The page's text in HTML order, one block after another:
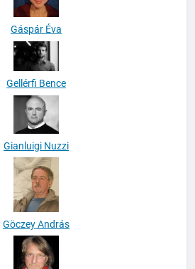
Gáspár Éva
Gellérfi Bence
Gianluigi Nuzzi
Göczey András